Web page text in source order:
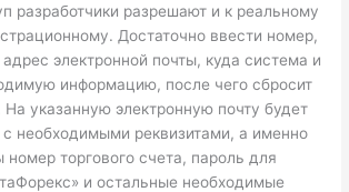
разработчики разрешают и к реальному
Достаточно ввести номер,
электронной почты, куда система и
информацию, после чего сбросит
указанную электронную почту будет
необходимыми реквизитами, а именно
номер торгового счета, пароль для
и остальные необходимые